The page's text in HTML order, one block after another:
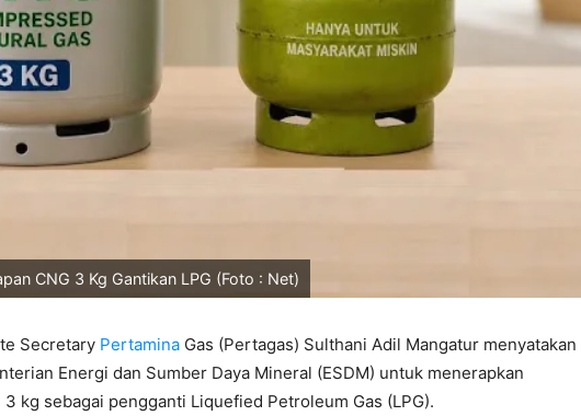
CNG 3 Kg Gantikan LPG (Foto : Net)
Secretary Pertamina Gas (Pertagas) Sulthani Adil Mangatur menyatakan
Energi dan Sumber Daya Mineral (ESDM) untuk menerapkan
kg sebagai pengganti Liquefied Petroleum Gas (LPG).